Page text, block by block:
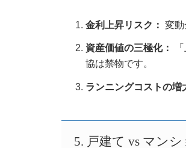
金利上昇リスク： 変動
資産価値の三極化：
協は禁物です。
ランニングコストの増
5. 戸建て vs マン